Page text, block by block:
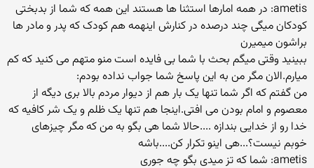
ametis: در همه امارها استثنا ها هستند این همه که شما از بدبختی
کودکان میگی چند درصده در کنارش اینهمه هم کودک که پدر و مادر ها
براشون میمیرن
ببینید وقتی میگم بحث با شما بی فایده است منو متهم می کنید که کم
میارم.الان مگر من به این پاسخ شما جواب نداده بودم:
من گفتم که اگر شما تنها یک بار هم از دیوار مردم بالا بری دیگه از
معصوم و امام بودن می افتی.اینجا هم تنها یک ظلم و یک شر کافیه که
خدا رو از خدایی بندازه ....حالا شما هی بگو به من که مگر چیزهای
خوبم نیست؟...هی اینو تکرار کن....باشه
ametis: شما که تز میدی بگو چه جوری